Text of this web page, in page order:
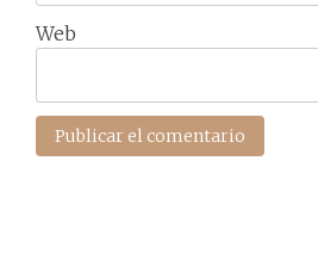
Web